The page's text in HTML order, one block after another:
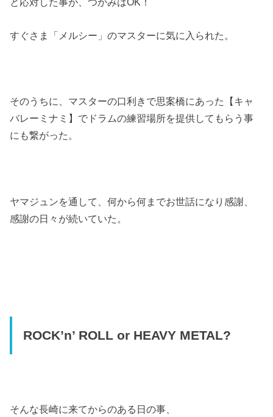
すぐさま「メルシー」のマスターに気に入られた。
そのうちに、マスターの口利きで思案橋にあった【キャ
バレーミナミ】でドラムの練習場所を提供してもらう事
にも繋がった。
ヤマジュンを通して、何から何までお世話になり感謝、
感謝の日々が続いていた。
ROCK’n’ ROLL or HEAVY METAL?
そんな長崎に来てからのある日の事、